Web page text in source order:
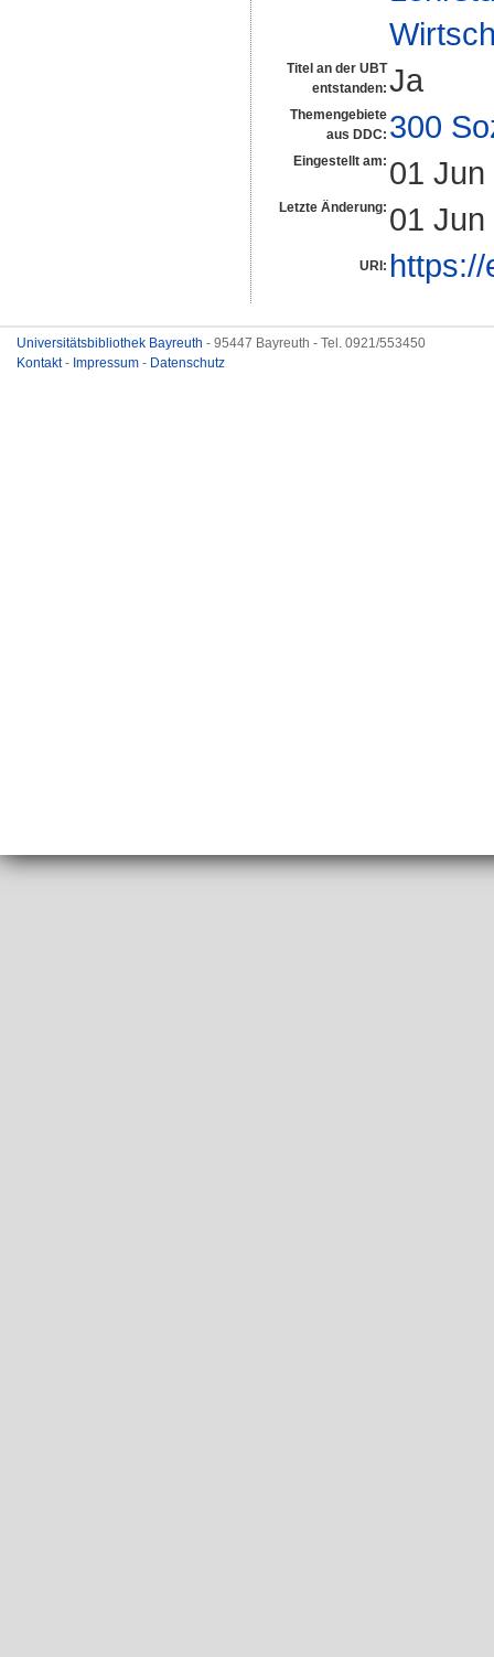
Titel an der UBT
entstanden: Ja
Themengebiete
aus DDC: 300
Eingestellt am: 01
Letzte Änderung: 01
URI:
Universitätsbibliothek Bayreuth - 95447 Bayreuth - Tel. 0921/553450
Kontakt- Impressum - Datenschutz